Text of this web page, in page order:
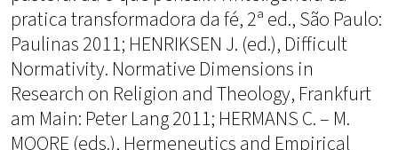
pratica transformadora da fé, 2ª ed., São Paulo:
Paulinas 2011; HENRIKSEN J. (ed.), Difficult
Normativity. Normative Dimensions in
Research on Religion and Theology, Frankfurt
am Main: Peter Lang 2011; HERMANS C. – M.
MOORE (eds.), Hermeneutics and Empirical